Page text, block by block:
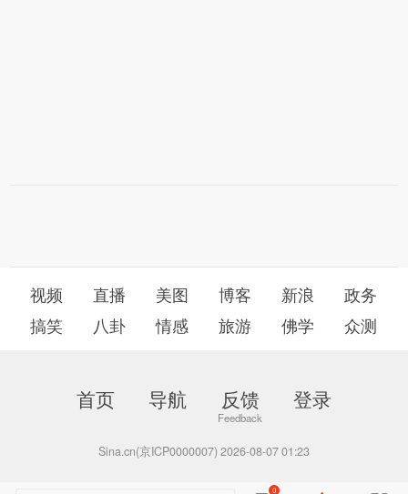
视频 直播 美图 博客 新浪
政务
搞笑
八卦 情感 旅游 佛学 众测
首页 导航 反馈 登录
Sina.cn(京ICP0000007) 2026-08-07 01:23
0